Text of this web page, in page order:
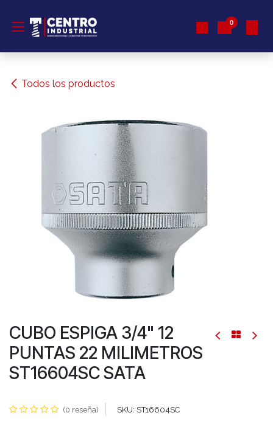
0
Todos los productos
CUBO ESPIGA 3/4" 12
PUNTAS 22 MILIMETROS
ST16604SC SATA
(0 reseña) SKU: ST16604SC